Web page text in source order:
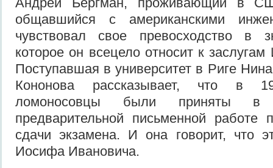
общавшийся с американскими
чувствовал свое превосходство в
которое он всецело относит к
Поступавшая в университет в Риге
Кононова рассказывает, что в
ломоносовцы были приняты в
предварительной письменной работе
сдачи экзамена. И она говорит, что
Иосифа Ивановича.